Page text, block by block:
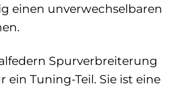
einen unverwechselbaren
Spurverbreiterung
ein Tuning-Teil. Sie ist eine